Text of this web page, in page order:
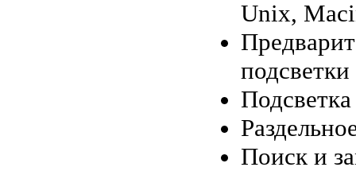
Unix,
Поиск и